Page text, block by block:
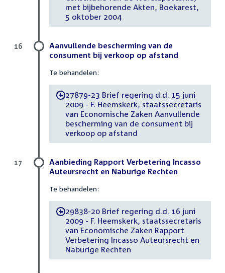
met bijbehorende Akten, Boekarest,
5 oktober 2004
Aanvullende bescherming van de
consument bij verkoop op afstand
Te behandelen:
-27879-23 Brief regering d.d. 15 juni
2009 - F. Heemskerk, staatssecretaris
van Economische Zaken Aanvullende
bescherming van de consument bij
verkoop op afstand
16
Aanbieding Rapport Verbetering Incasso
Auteursrecht en Naburige Rechten
Te behandelen:
-29838-20 Brief regering d.d. 16 juni
2009 - F. Heemskerk, staatssecretaris
van Economische Zaken Rapport
Verbetering Incasso Auteursrecht en
Naburige Rechten
17